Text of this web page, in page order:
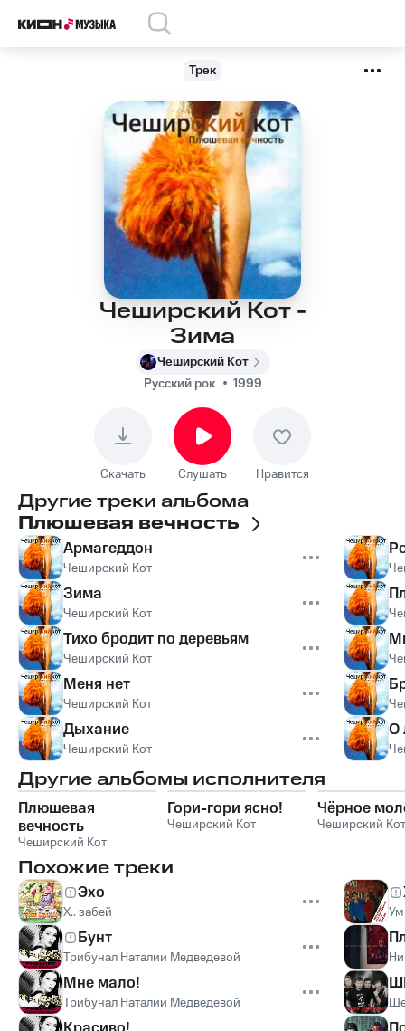
Трек
Чеширский Кот -
Зима
Чеширский Кот
Русский рок
1999
Скачать Слушать Нравится
Другие треки альбома
Плюшевая вечность
Армагеддон
Чеширский Кот
Зима
Чеширский Кот
Тихо бродит по деревьям
Чеширский Кот
Меня нет
Чеширский Кот
Дыхание
Чеширский Кот
О
Другие альбомы исполнителя
Плюшевая
вечность
Чеширский Кот
Гори-гори ясно!
Чеширский Кот
Чёрное
Чеширский Кот
Похожие треки
Эхо
Х.. забей
Бунт
Трибунал Наталии Медведевой
Мне мало!
Трибунал Наталии Медведевой